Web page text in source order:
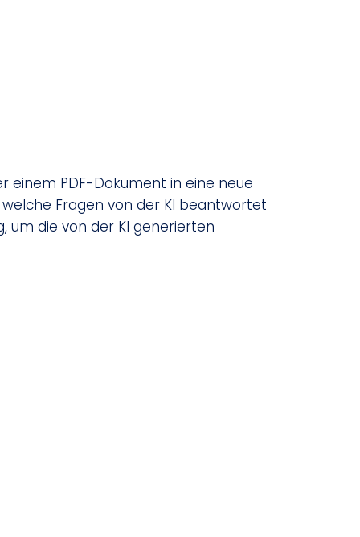
einem PDF-Dokument in eine neue
Fragen von der KI beantwortet
die von der KI generierten